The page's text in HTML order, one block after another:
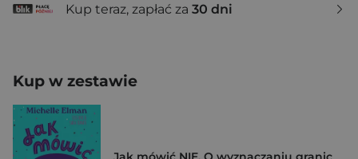
Kup teraz, zapłać za 30 dni
Kup w zestawie